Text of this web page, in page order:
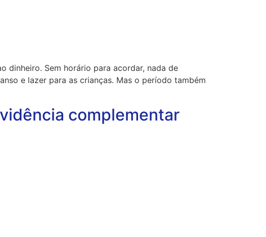
dinheiro. Sem horário para acordar, nada de
e lazer para as crianças. Mas o período também
complementar